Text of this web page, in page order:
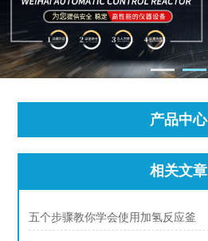
产品中心
相关文章
五个步骤教你学会使用加氢反应釜